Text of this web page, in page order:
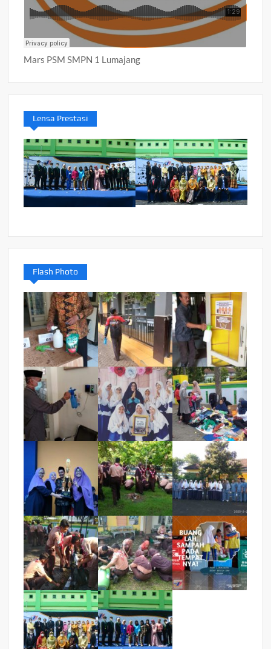
Mars PSM SMPN 1 Lumajang
Lensa Prestasi
Flash Photo